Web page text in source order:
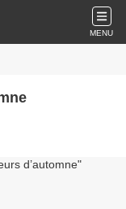
MENU